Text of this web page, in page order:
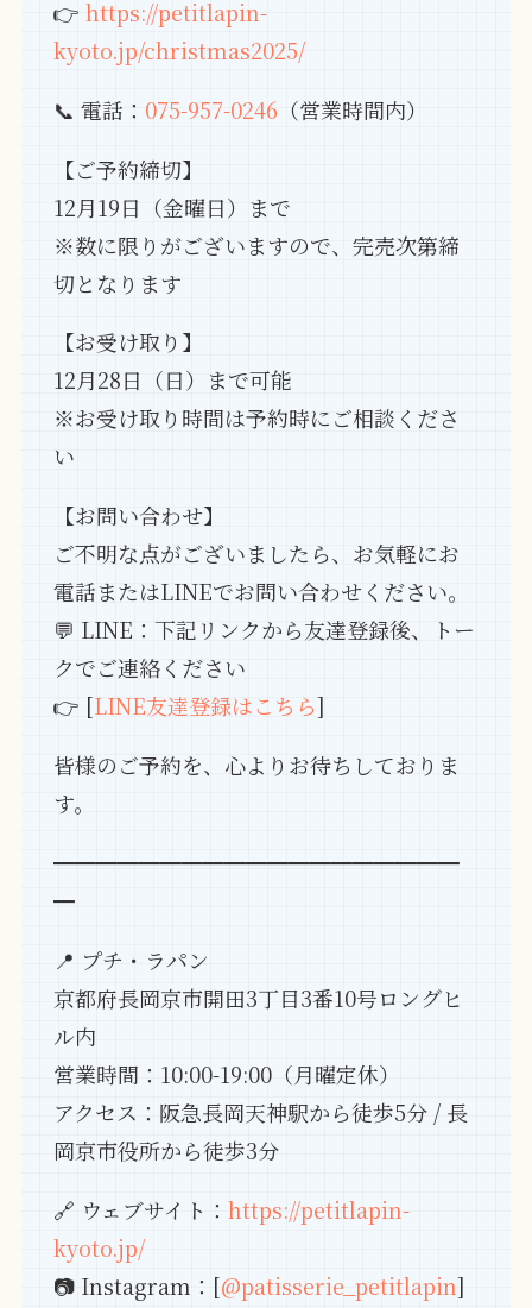
👉 https://petitlapin-
kyoto.jp/christmas2025/
📞 電話： 075-957-0246 （営業時間内）
【ご予約締切】
12月19日（金曜日）まで
※数に限りがございますので、完売次第締
切となります
【お受け取り】
12月28日（日）まで可能
※お受け取り時間は予約時にご相談くださ
い
【お問い合わせ】
ご不明な点がございましたら、お気軽にお
電話またはLINEでお問い合わせください。
💬 LINE：下記リンクから友達登録後、トー
クでご連絡ください
👉 [LINE友達登録はこちら]
皆様のご予約を、心よりお待ちしておりま
す。
━━━━━━━━━━━━━━━━━━━
━
📍 プチ・ラパン
京都府長岡京市開田3丁目3番10号ロングヒ
ル内
営業時間：10:00-19:00（月曜定休）
アクセス：阪急長岡天神駅から徒歩5分 / 長
岡京市役所から徒歩3分
🔗 ウェブサイト： https://petitlapin-
kyoto.jp/
📷 Instagram：[@patisserie_petitlapin]